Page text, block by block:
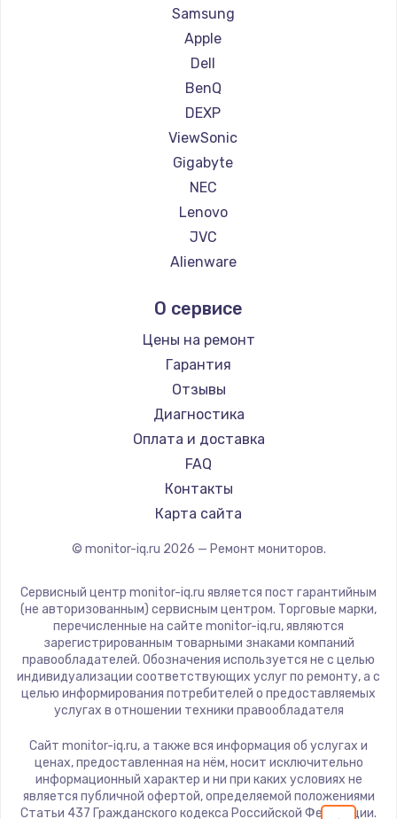
1260 руб.
Заказать
Установка драйверов
725 руб.
Заказать
Замена жесткого диска
750 руб.
Заказать
Ремонт цепей питания
2500 руб.
Заказать
Замена видеокарты
1600 руб.
Заказать
Ремонт разъема питания
880 руб.
Замена видеочипа
2745 руб.
Заказать
2600 руб.
Заказать
Ремонт мониторов Titan Army
Ремонт мониторов iFFALCON
Ремонт мониторов Dahua
Samsung
Apple
Dell
BenQ
DEXP
ViewSonic
Gigabyte
NEC
Lenovo
JVC
Alienware
Thunderobot
Hisense
АОС
Ardor
Machenike
iru
Titan Army
iFFALCON
Dahua
О сервисе
Цены на ремонт
Гарантия
Отзывы
Диагностика
Оплата и доставка
FAQ
Контакты
Карта сайта
© monitor-iq.ru 2026 — Ремонт мониторов.
Сервисный центр monitor-iq.ru является пост гарантийным
(не авторизованным) сервисным центром. Торговые марки,
перечисленные на сайте monitor-iq.ru, являются
зарегистрированным товарными знаками компаний
правообладателей. Обозначения используется не с целью
индивидуализации соответствующих услуг по ремонту, а с
целью информирования потребителей о предоставляемых
услугах в отношении техники правообладателя
Сайт monitor-iq.ru, а также вся информация об услугах и
ценах, предоставленная на нём, носит исключительно
информационный характер и ни при каких условиях не
является публичной офертой, определяемой положениями
Статьи 437 Гражданского кодекса Российской Федерации.